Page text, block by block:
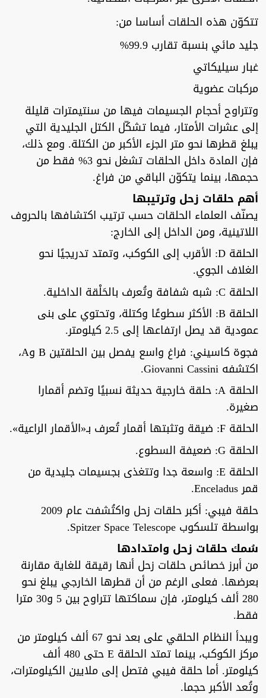
تتكوّن هذه الحلقات أساسا من:
جليد مائي بنسبة تقارب 99.9%
غبار سيليكاتي
مركبات عضوية
وتتراوح أحجام الجسيمات فيها من سنتيمترات قليلة
إلى عشرات الأمتار، فيما تشكّل الكتل الجليدية التي
يبلغ قطرها نحو متر الجزء الأكبر من الكتلة. ومع ذلك،
فإن المادة داخل الحلقات تشغل نحو 3% فقط من
حجمها، بينما يتكوّن الباقي من فراغ.
أهم حلقات زحل وترتيبها
يصنّف العلماء الحلقات حسب ترتيب اكتشافها بالحروف
اللاتينية، ومن الداخل إلى الخارج:
الحلقة D: الأقرب إلى الكوكب، وتمتد تدريجيًا نحو
الغلاف الجوي.
الحلقة C: شبه شفافة وتُعرف بالحَلْقة الداخلية.
الحلقة B: الأكثر سطوعًا وكتلة، وتحتوي على بنى
عمودية قد يصل ارتفاعها إلى 2.5 كيلومتر.
فجوة كاسيني: فراغ واسع يفصل بين الحلقتين B وA،
اكتشفه Giovanni Cassini.
الحلقة A: حلقة خارجية حديثة نسبيًا وتضم أقمارا
صغيرة.
الحلقة F: ضيقة وتثبتها أقمار تُعرف بـ«الأقمار الراعية».
الحلقة G: ضعيفة السطوع.
الحلقة E: واسعة جدا وتتغذى بجسيمات جليدية من
قمر Enceladus.
حلقة فيبي: أكبر حلقات زحل واكتُشفت عام 2009
بواسطة تلسكوب Spitzer Space Telescope.
سُمك حلقات زحل وامتدادها
من أبرز خصائص حلقات زحل أنها رقيقة للغاية مقارنة
بعرضها. فعلى الرغم من أن قطرها الخارجي يبلغ نحو
280 ألف كيلومتر، فإن سماكتها تتراوح بين 5 و30 مترا
فقط.
ويبدأ النظام الحلقي على بعد نحو 67 ألف كيلومتر من
مركز الكوكب، بينما تمتد الحلقة E حتى 480 ألف
كيلومتر. أما حلقة فيبي فتصل إلى ملايين الكيلومترات،
وتُعد الأكبر حجما.